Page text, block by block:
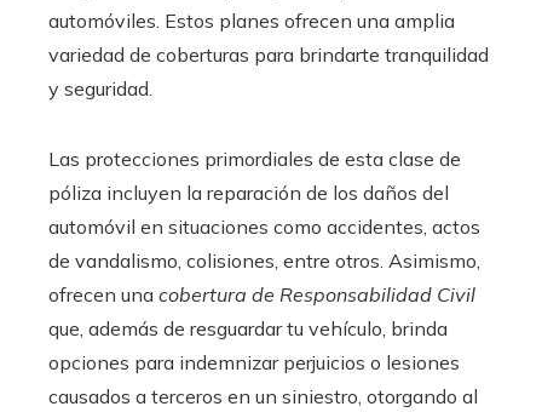
automóviles. Estos planes ofrecen una amplia
variedad de coberturas para brindarte tranquilidad
y seguridad.
Las protecciones primordiales de esta clase de
póliza incluyen la reparación de los daños del
automóvil en situaciones como accidentes, actos
de vandalismo, colisiones, entre otros. Asimismo,
ofrecen una cobertura de Responsabilidad Civil
que, además de resguardar tu vehículo, brinda
opciones para indemnizar perjuicios o lesiones
causados a terceros en un siniestro, otorgando al